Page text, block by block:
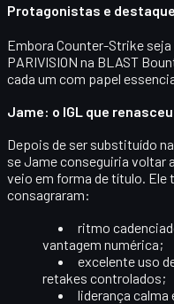
Protagonistas e
Embora Counter-Strike
PARIVISION na BLAST
cada um com papel
Jame: o IGL que renasceu
Depois de ser substituído na
seJameconseguiria voltar
veio em forma de título. Ele
consagraram:
ritmo
vantagem numérica;
excelente uso
retakes controlados;
liderança